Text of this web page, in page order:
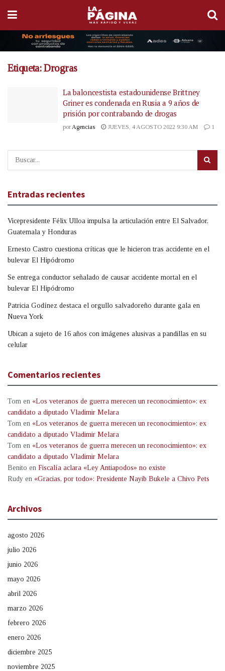
Etiqueta:Drogras
La baloncestista estadounidense Brittney
Griner es condenada en Rusia a 9 años de
prisión por contrabando de drogas
por Agencias JUEVES, 4 AGOSTO 2022 9:30 AM 1
Entradas recientes
Vicepresidente Félix Ulloa impulsa la articulación entre El Salvador,
Guatemala y Honduras
Ernesto Castro cuestiona críticas que le hicieron tras accidente en el
bulevar El Hipódromo
Se entrega conductor señalado de causar accidente mortal en el
bulevar El Hipódromo
Patricia Godínez destaca el orgullo salvadoreño durante gala en
Nueva York
Ubican a sujeto de 16 años con imágenes alusivas a pandillas en su
celular
Comentarios recientes
Tom en «Los veteranos de guerra merecen un reconocimiento»: ex
candidato a diputado Vladimir Melara
Tom en «Los veteranos de guerra merecen un reconocimiento»: ex
candidato a diputado Vladimir Melara
Tom en «Los veteranos de guerra merecen un reconocimiento»: ex
candidato a diputado Vladimir Melara
Benito en Fiscalía aclara «Ley Antiapodos» no existe
Rudy en «Gracias, por todo»: Presidente Nayib Bukele a Chivo Pets
Archivos
agosto 2026
julio 2026
junio 2026
mayo 2026
abril 2026
marzo 2026
febrero 2026
enero 2026
diciembre 2025
noviembre 2025